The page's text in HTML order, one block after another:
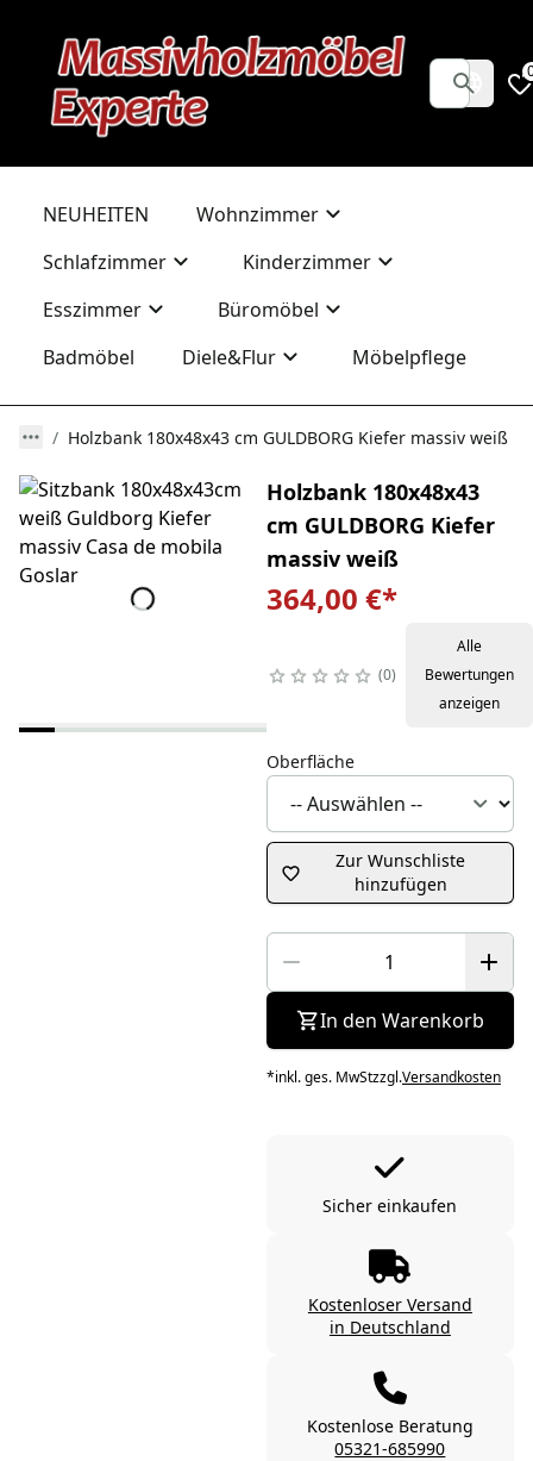
NEUHEITEN
Wohnzimmer
Schlafzimmer
Kinderzimmer
Esszimmer
Büromöbel
Badmöbel
Diele&Flur Möbelpflege
Holzbank 180x48x43 cm GULDBORG Kiefer massiv weiß
Holzbank 180x48x43
cm GULDBORG Kiefer
massiv weiß
364,00 €*
0
Alle
Bewertungen
anzeigen
Oberfläche
Zur Wunschliste
hinzufügen
In den Warenkorb
*inkl. ges. MwStzzgl.Versandkosten
Sicher einkaufen
Kostenloser Versand
in Deutschland
Kostenlose Beratung
05321-685990